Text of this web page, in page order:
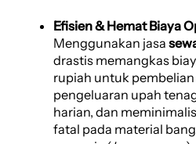
Efisien & Hemat Biaya
Menggunakan jasa
drastis memangkas
rupiah untuk
pengeluaran upah
harian, dan
fatal pada material